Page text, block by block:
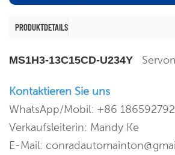
PRODUKTDETAILS
MS1H3-13C15CD-U234Y
Kontaktieren Sie uns
WhatsApp/Mobil: +86
Verkaufsleiterin: Mandy Ke
E-Mail: